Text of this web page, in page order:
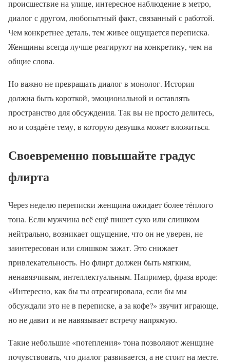
происшествие на улице, интересное наблюдение в метро,
диалог с другом, любопытный факт, связанный с работой.
Чем конкретнее деталь, тем живее ощущается переписка.
Женщины всегда лучше реагируют на конкретику, чем на
общие слова.
Но важно не превращать диалог в монолог. История
должна быть короткой, эмоциональной и оставлять
пространство для обсуждения. Так вы не просто делитесь,
но и создаёте тему, в которую девушка может вложиться.
Своевременно повышайте градус
флирта
Через неделю переписки женщина ожидает более тёплого
тона. Если мужчина всё ещё пишет сухо или слишком
нейтрально, возникает ощущение, что он не уверен, не
заинтересован или слишком зажат. Это снижает
привлекательность. Но флирт должен быть мягким,
ненавязчивым, интеллектуальным. Например, фраза вроде:
«Интересно, как бы ты отреагировала, если бы мы
обсуждали это не в переписке, а за кофе?» звучит играюще,
но не давит и не навязывает встречу напрямую.
Такие небольшие «потепления» тона позволяют женщине
почувствовать, что диалог развивается, а не стоит на месте.